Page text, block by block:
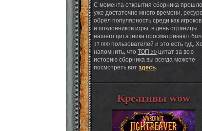
С момента открытия сборника прошло
уже достаточно много времени, ресурс
обрёл популярность среди как
и поклонников игры, в день страницы
нашего цитатника просматривают
17 000 пользователей и это есть гуд.
напомнить, чтоТОП 50цитат за всю
историю сборника вы всегда можете
посмотреть вотздесь.
Креативы wow